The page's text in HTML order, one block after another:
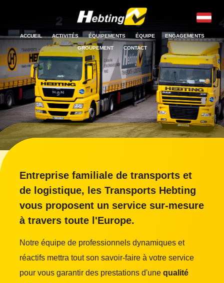
ACCUEIL ACTIVITÉS ÉQUIPEMENTS ÉQUIPE ENGAGEMENTS
GROUPEMENT CONTACT
Entreprise familiale de transports et
de logistique, les Transports Hebting
vous proposent un service sur-mesure
à travers toute l'Europe.
Notre équipe de professionnels dynamiques et
réactifs mettra tout son savoir-faire à votre service
pour vous garantir des prestations d'une qualité